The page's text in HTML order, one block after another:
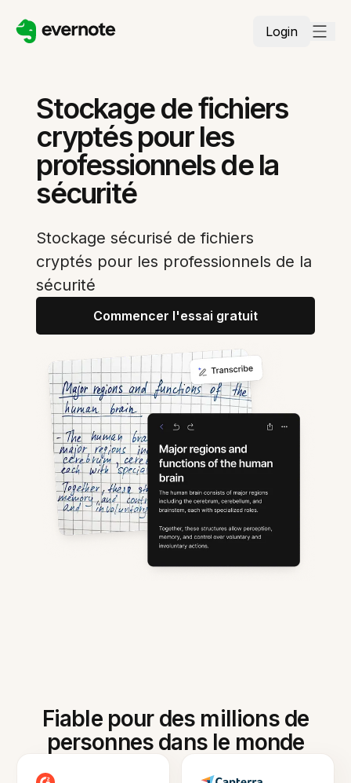
Login
Stockage de fichiers
cryptés pour les
professionnels de la
sécurité
Stockage sécurisé de fichiers
cryptés pour les professionnels de la
sécurité
Commencer l'essai gratuit
Fiable pour des millions de
personnes dans le monde